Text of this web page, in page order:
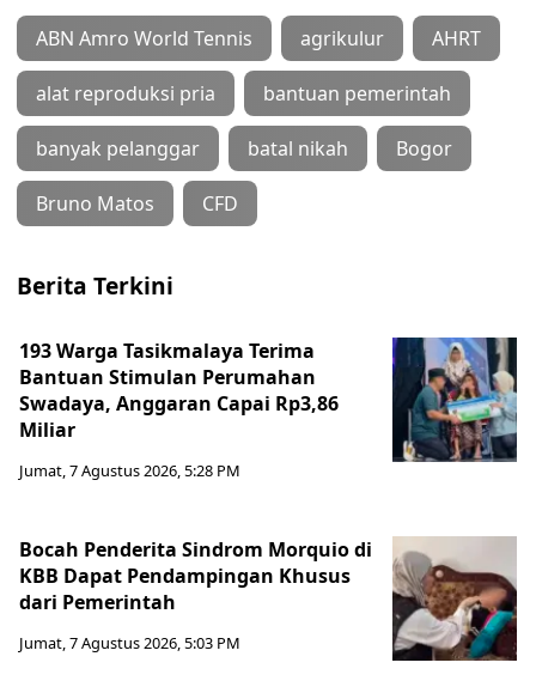
ABN Amro World Tennis agrikulur AHRT
alat reproduksi pria bantuan pemerintah
banyak pelanggar batal nikah Bogor
Bruno Matos CFD
Berita Terkini
193 Warga Tasikmalaya Terima
Bantuan Stimulan Perumahan
Swadaya, Anggaran Capai Rp3,86
Miliar
Jumat, 7 Agustus 2026, 5:28 PM
Bocah Penderita Sindrom Morquio di
KBB Dapat Pendampingan Khusus
dari Pemerintah
Jumat, 7 Agustus 2026, 5:03 PM